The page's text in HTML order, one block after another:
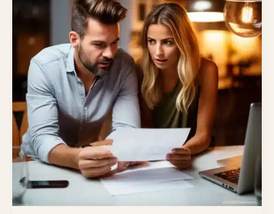
devez
avant
de
construire
votre
maison.